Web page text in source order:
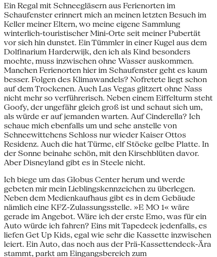
Ein Regal mit Schneegläsern aus Ferienorten im
Schaufenster erinnert mich an meinen letzten Besuch im
Keller meiner Eltern, wo meine eigene Sammlung
winterlich-touristischer Mini-Orte seit meiner Pubertät
vor sich hin dunstet. Ein Tümmler in einer Kugel aus dem
Dolfinarium Harderwijk, den ich als Kind besonders
mochte, muss inzwischen ohne Wasser auskommen.
Manchen Ferienorten hier im Schaufenster geht es kaum
besser. Folgen des Klimawandels? Nofretete liegt schon
auf dem Trockenen. Auch Las Vegas glitzert ohne Nass
nicht mehr so verführerisch. Neben einem Eiffelturm steht
Goofy, der ungefähr gleich groß ist und schaut sich um,
als würde er auf jemanden warten. Auf Cinderella? Ich
schaue mich ebenfalls um und sehe anstelle von
Schneewittchens Schloss nur wieder Kaiser Ottos
Residenz. Auch die hat Türme, elf Stöcke gelbe Platte. In
der Sonne beinahe schön, mit den Kirschblüten davor.
Aber Disneyland gibt es in Steele nicht.
Ich biege um das Globus Center herum und werde
gebeten mir mein Lieblingskennzeichen zu überlegen.
Neben dem Medienkaufhaus gibt es in dem Gebäude
nämlich eine KFZ-Zulassungsstelle. »E MO 1« wäre
gerade im Angebot. Wäre ich der erste Emo, was für ein
Auto würde ich fahren? Eins mit Tapedeck jedenfalls, es
liefen Get Up Kids, egal wie sehr die Kassette inzwischen
leiert. Ein Auto, das noch aus der Prä-Kassettendeck-Ära
stammt, parkt am Eingangsbereich zum